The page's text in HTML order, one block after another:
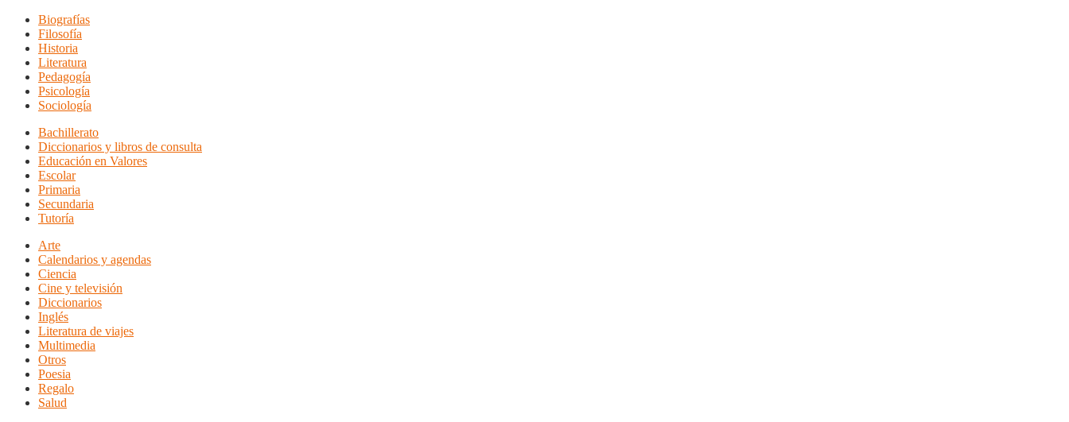
Biografías
Filosofía
Historia
Literatura
Pedagogía
Psicología
Sociología
Bachillerato
Diccionarios y libros de consulta
Educación en Valores
Escolar
Primaria
Secundaria
Tutoría
Arte
Calendarios y agendas
Ciencia
Cine y televisión
Diccionarios
Inglés
Literatura de viajes
Multimedia
Otros
Poesia
Regalo
Salud